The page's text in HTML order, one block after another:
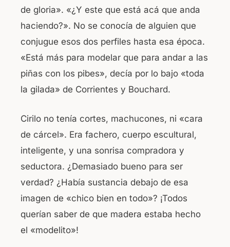
de gloria». «¿Y este que está acá que anda
haciendo?». No se conocía de alguien que
conjugue esos dos perfiles hasta esa época.
«Está más para modelar que para andar a las
piñas con los pibes», decía por lo bajo «toda
la gilada» de Corrientes y Bouchard.
Cirilo no tenía cortes, machucones, ni «cara
de cárcel». Era fachero, cuerpo escultural,
inteligente, y una sonrisa compradora y
seductora. ¿Demasiado bueno para ser
verdad? ¿Había sustancia debajo de esa
imagen de «chico bien en todo»? ¡Todos
querían saber de que madera estaba hecho
el «modelito»!